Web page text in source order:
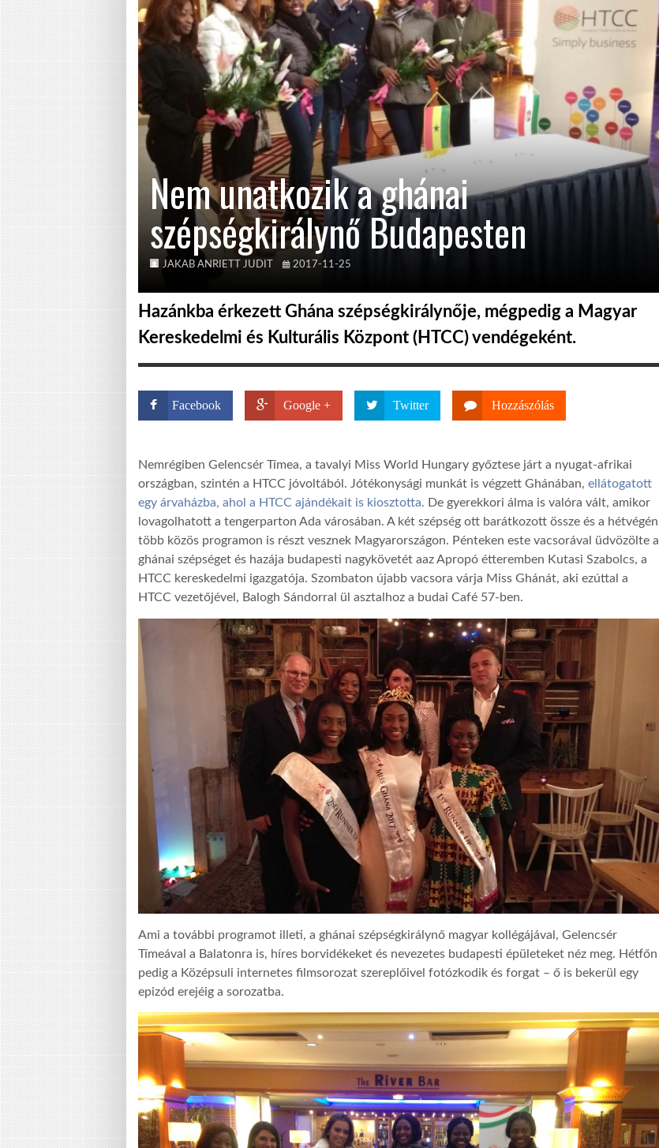
Nem unatkozik a ghánai
szépségkirálynő Budapesten
JAKAB ANRIETT JUDIT 2017-11-25
Hazánkba érkezett Ghána szépségkirálynője, mégpedig a Magyar
Kereskedelmi és Kulturális Központ (HTCC) vendégeként.
Facebook Google + Twitter Hozzászólás
Nemrégiben Gelencsér Tímea, a tavalyi Miss World Hungary győztese járt a nyugat-afrikai
országban, szintén a HTCC jóvoltából. Jótékonysági munkát is végzett Ghánában, ellátogatott
egy árvaházba, ahol a HTCC ajándékait is kiosztotta. De gyerekkori álma is valóra vált, amikor
lovagolhatott a tengerparton Ada városában. A két szépség ott barátkozott össze és a hétvégén
több közös programon is részt vesznek Magyarországon. Pénteken este vacsorával üdvözölte a
ghánai szépséget és hazája budapesti nagykövetét aaz Apropó étteremben Kutasi Szabolcs, a
HTCC kereskedelmi igazgatója. Szombaton újabb vacsora várja Miss Ghánát, aki ezúttal a
HTCC vezetőjével, Balogh Sándorral ül asztalhoz a budai Café 57-ben.
Ami a további programot illeti, a ghánai szépségkirálynő magyar kollégájával, Gelencsér
Tímeával a Balatonra is, híres borvidékeket és nevezetes budapesti épületeket néz meg. Hétfőn
pedig a Középsuli internetes filmsorozat szereplőivel fotózkodik és forgat – ő is bekerül egy
epizód erejéig a sorozatba.